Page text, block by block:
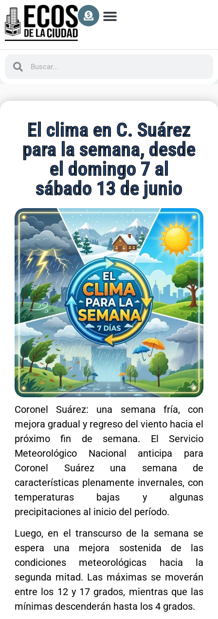
El clima en C. Suárez
para la semana, desde
el domingo 7 al
sábado 13 de junio
Coronel Suárez: una semana fría, con
mejora gradual y regreso del viento hacia el
próximo fin de semana. El Servicio
Meteorológico Nacional anticipa para
Coronel Suárez una semana de
características plenamente invernales, con
temperaturas bajas y algunas
precipitaciones al inicio del período.
Luego, en el transcurso de la semana se
espera una mejora sostenida de las
condiciones meteorológicas hacia la
segunda mitad. Las máximas se moverán
entre los 12 y 17 grados, mientras que las
mínimas descenderán hasta los 4 grados.